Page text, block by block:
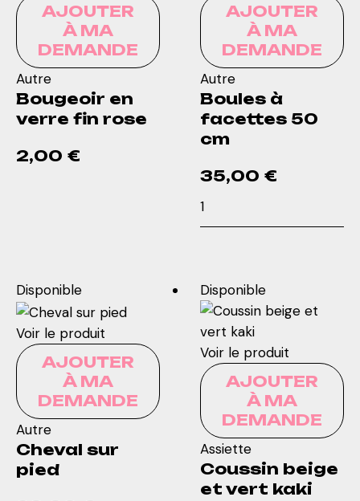
AJOUTER
À MA
DEMANDE
Autre
Bougeoir en
verre fin rose
2,00 €
fin
rose
AJOUTER
À MA
DEMANDE
Autre
Boules à
facettes 50
cm
35,00 €
facettes
50
Disponible
Voir le produit
AJOUTER
À MA
DEMANDE
Autre
Cheval sur
pied
Disponible
Voir le produit
AJOUTER
À MA
DEMANDE
Assiette
Coussin beige
et vert kaki